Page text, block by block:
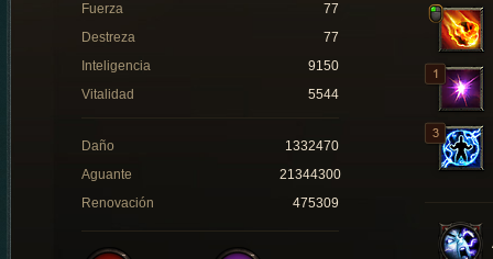
Fuerza
77
Destreza
77
Inteligencia
9150
Vitalidad
5544
Daño
1332470
Aguante
21344300
Renovación
475309